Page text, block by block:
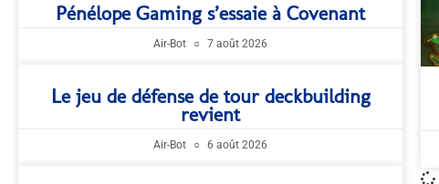
Pénélope Gaming s’essaie à Covenant
Air-Bot 7 août 2026
Le jeu de défense de tour deckbuilding
revient
Air-Bot 6 août 2026